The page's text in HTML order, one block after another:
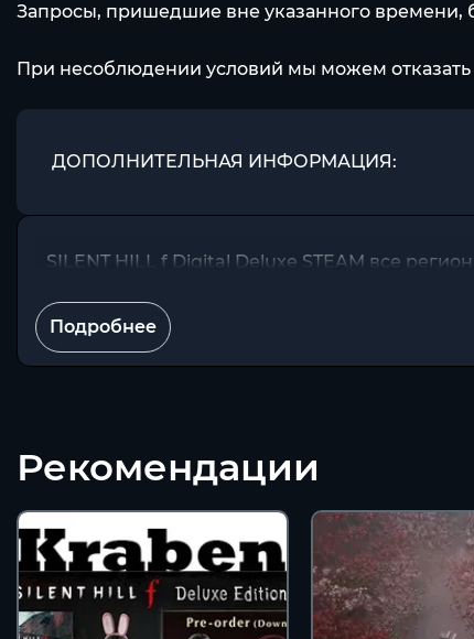
Запросы, пришедшие вне указанного времени,
При несоблюдении условий мы можем отказать
ДОПОЛНИТЕЛЬНАЯ ИНФОРМАЦИЯ:
SILENT HILL f Digital Deluxe STEAM все
Подробнее
Рекомендации